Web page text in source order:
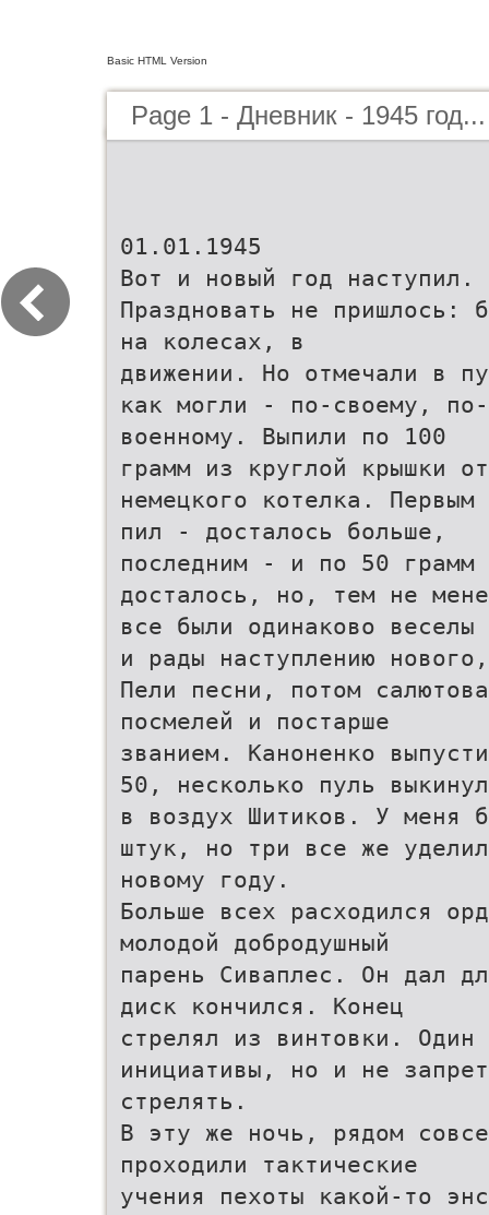
Basic HTML Version
Page 1 - Дневник - 1945 год...
01.01.1945
Вот и новый год наступил.
Праздновать не пришлось:
на колесах, в
движении. Но отмечали в
как могли - по-своему, по-
военному. Выпили по 100
грамм из круглой крышки от
немецкого котелка. Первым
пил - досталось больше,
последним - и по 50 грамм
досталось, но, тем не
все были одинаково веселы
и рады наступлению
Пели песни, потом
посмелей и постарше
званием. Каноненко
50, несколько пуль выкинул
в воздух Шитиков. У меня
штук, но три все же уделил
новому году.
Больше всех расходился
молодой добродушный
парень Сиваплес. Он дал
диск кончился. Конец
стрелял из винтовки.
инициативы, но и не
стрелять.
В эту же ночь, рядом
проходили тактические
учения пехоты какой-то